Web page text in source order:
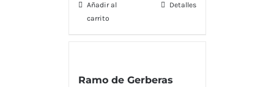
Añadir al
carrito
Detalles
Ramo de Gerberas